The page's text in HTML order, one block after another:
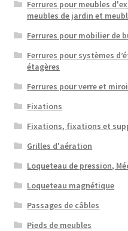
Ferrures pour meubles
meubles de jardin et
Ferrures pour mobilier de
Ferrures pour systèmes
étagères
Ferrures pour verre et
Fixations
Fixations, fixations et
Grilles d'aération
Loqueteau de pression,
Loqueteau magnétique
Passages de câbles
Pieds de meubles